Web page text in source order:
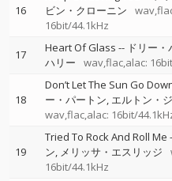
16
ビン・クローニン
16bit/44.1kHz
17 Heart Of Glass -- ドリー
ハリー
wav,flac,alac:
18
Don’t Let The Sun Go
ー・パートン エルトン・
wav,flac,alac: 16bit/
19
Tried To Rock And Roll Me
ン メリッサ・エスリッジ
16bit/44.1kHz